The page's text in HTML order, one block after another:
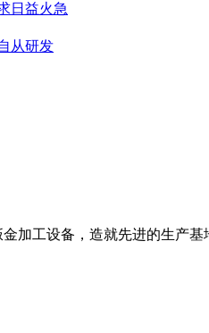
日益火急
从研发
加工设备，造就先进的生产